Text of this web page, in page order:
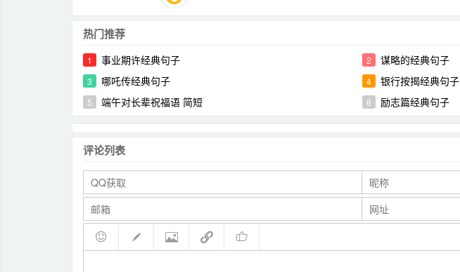
热门推荐
1 事业期许经典句子 2 谋略的经典句子
3 哪吒传经典句子 4 银行按揭经典句子
5 端午对长辈祝福语 简短 6 励志篇经典句子
评论列表